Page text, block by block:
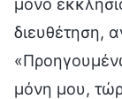
διευθέτηση,
μόνη μου,